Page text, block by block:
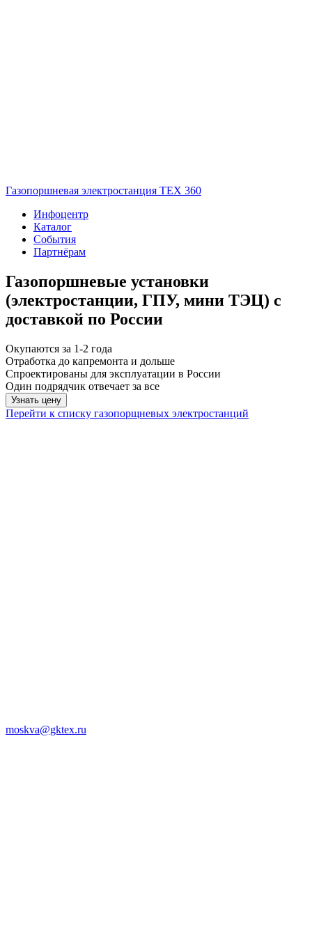
Газопоршневая электростанция ТЕХ 360
Инфоцентр
Каталог
События
Партнёрам
Газопоршневые установки
(электростанции, ГПУ, мини ТЭЦ) с
доставкой по России
Окупаются за 1-2 года
Отработка до капремонта и дольше
Спроектированы для эксплуатации в России
Один подрядчик отвечает за все
Узнать цену
Перейти к списку газопорщневых электростанций
moskva@gktex.ru